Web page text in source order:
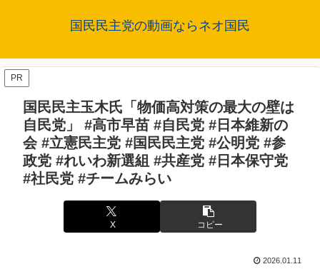
国民民主党の動画ならネオ国民
PR
国民民主玉木氏「物価高対策の最大の壁は
自民党」 #高市早苗 #自民党 #日本維新の
会 #立憲民主党 #国民民主党 #公明党 #参
政党 #れいわ新選組 #共産党 #日本保守党
#社民党 #チームみらい
X コピー
2026.01.11